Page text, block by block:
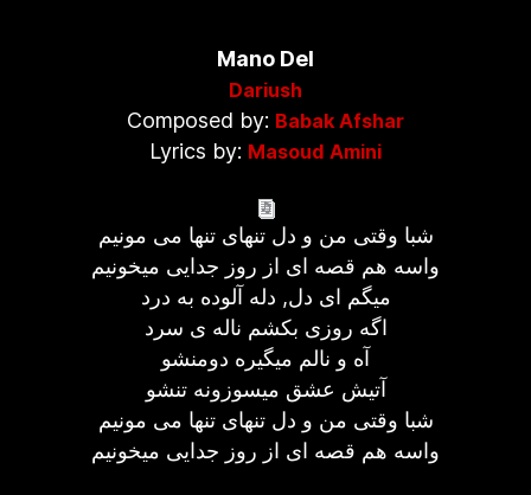
Mano Del
Dariush
Composed by: Babak Afshar
Lyrics by: Masoud Amini
شبا وقتی من و دل تنهای تنها می مونیم
واسه هم قصه ای از روز جدایی میخونیم
میگم ای دل, دله آلوده به درد
اگه روزی بکشم ناله ی سرد
آه و نالم میگیره دومنشو
آتیش عشق میسوزونه تنشو
شبا وقتی من و دل تنهای تنها می مونیم
واسه هم قصه ای از روز جدایی میخونیم